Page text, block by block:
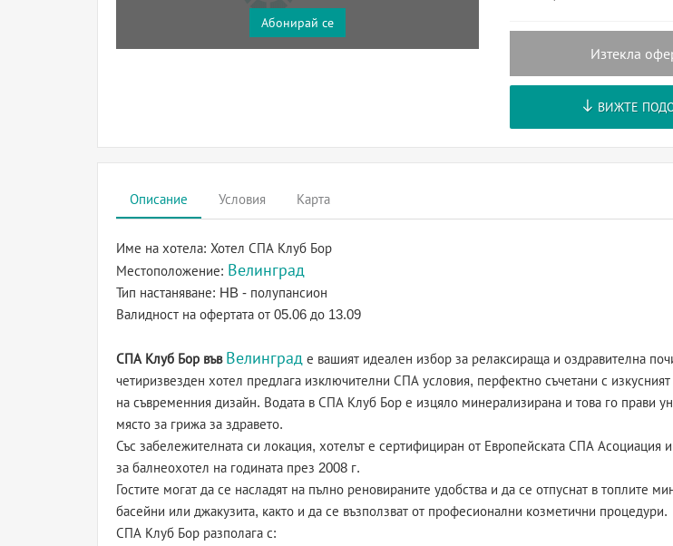
Абонирай се
Изтекла
ВИЖТЕ
Описание Условия Карта
Име на хотела: Хотел СПА Клуб Бор
Местоположение: Велинград
Тип настаняване: HB - полупансион
Валидност на офертата от 05.06 до 13.09
СПА Клуб Бор във Велинград е вашият идеален избор за релаксираща и оздравителна
четиризвезден хотел предлага изключителни СПА условия, перфектно съчетани с
на съвременния дизайн. Водата в СПА Клуб Бор е изцяло минерализирана и това го прави
място за грижа за здравето.
Със забележителната си локация, хотелът е сертифициран от Европейската СПА Асоциация
за балнеохотел на годината през 2008 г.
Гостите могат да се насладят на пълно реновираните удобства и да се отпуснат в топлите
басейни или джакузита, както и да се възползват от професионални козметични процедури.
СПА Клуб Бор разполага с: